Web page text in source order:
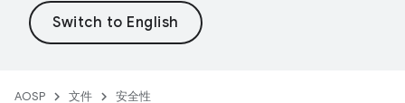
AOSP 文件 安全性